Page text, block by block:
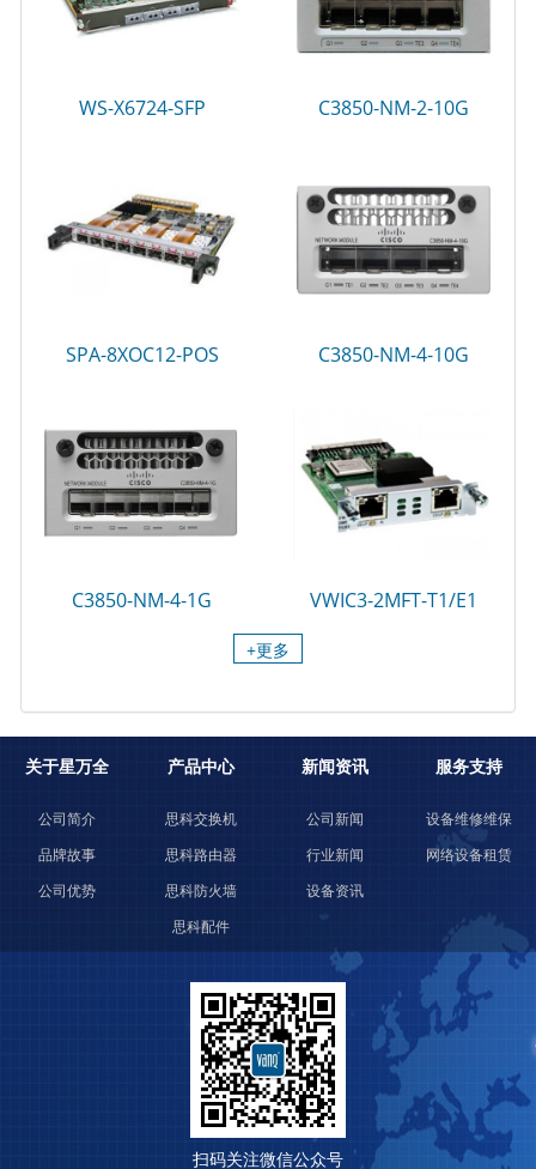
WS-X6724-SFP C3850-NM-2-10G
SPA-8XOC12-POS C3850-NM-4-10G
C3850-NM-4-1G VWIC3-2MFT-T1/E1
+更多
关于星万全 产品中心 新闻资讯 服务支持
公司简介
品牌故事
公司优势
思科交换机
思科路由器
思科防火墙
思科配件
公司新闻
行业新闻
设备资讯
设备维修维保
网络设备租赁
扫码关注微信公众号